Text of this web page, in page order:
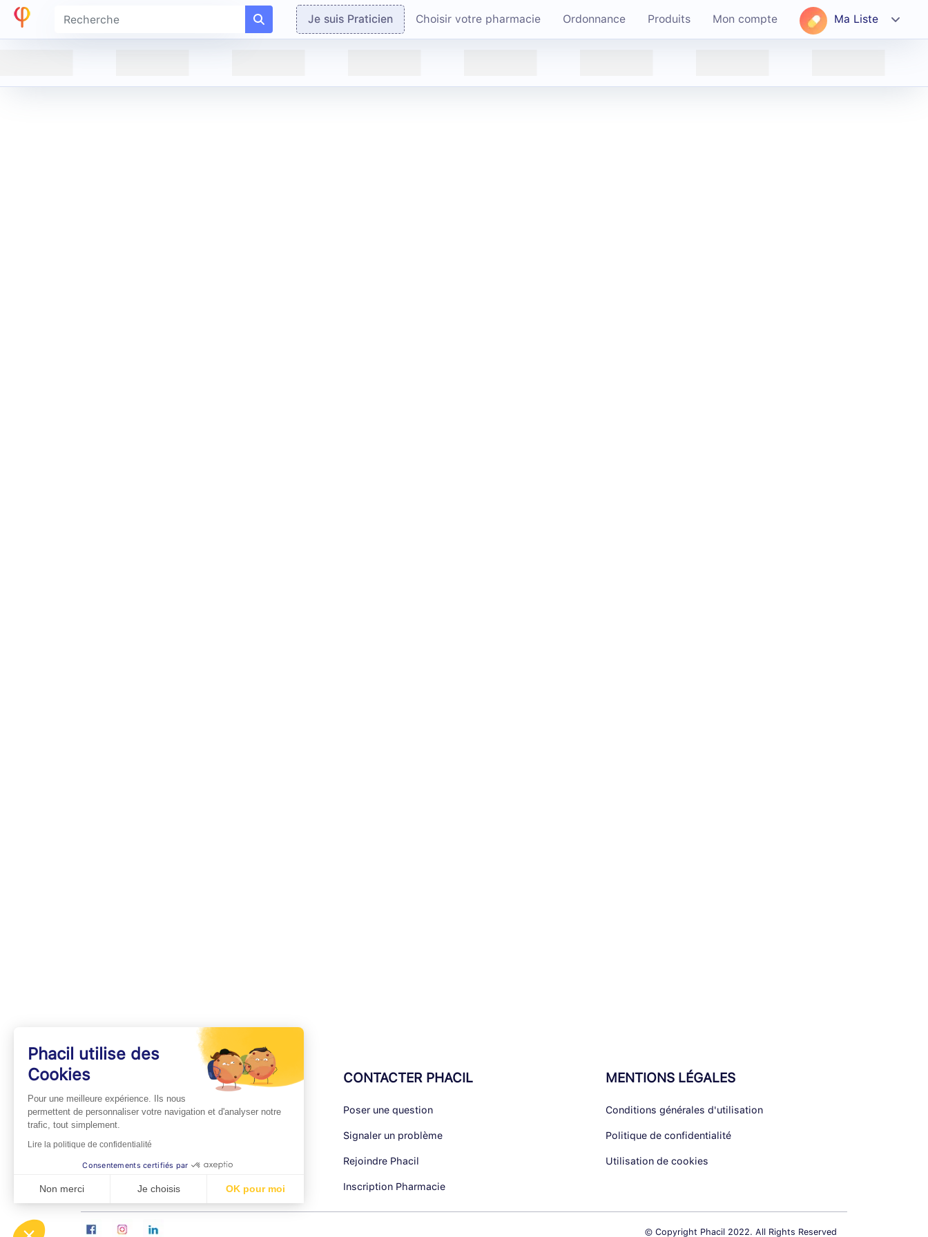
Je suis Praticien Choisir votre pharmacie Ordonnance Produits Mon compte Ma Liste
INFOS PRATIQUES
Professionnels de Santé
Espace Pharmaciens
Foire aux questions
CONTACTER PHACIL
Poser une question
Signaler un problème
Rejoindre Phacil
Inscription Pharmacie
MENTIONS LÉGALES
Conditions générales d'utilisation
Politique de confidentialité
Utilisation de cookies
© Copyright Phacil 2022. All Rights Reserved
Phacil utilise des
Cookies
Pour une meilleure expérience. Ils nous
permettent de personnaliser votre navigation et d'analyser notre
trafic, tout simplement.
Lire la politique de confidentialité
Consentements certifiés par
Non merci Je choisis OK pour moi
Axeptio consent
Plateforme de Gestion du Consentement : Personnalisez vos Options